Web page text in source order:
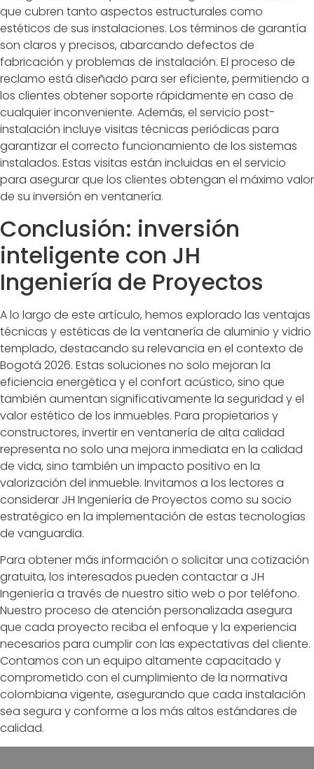
que cubren tanto aspectos estructurales como
estéticos de sus instalaciones. Los términos de garantía
son claros y precisos, abarcando defectos de
fabricación y problemas de instalación. El proceso de
reclamo está diseñado para ser eficiente, permitiendo a
los clientes obtener soporte rápidamente en caso de
cualquier inconveniente. Además, el servicio post-
instalación incluye visitas técnicas periódicas para
garantizar el correcto funcionamiento de los sistemas
instalados. Estas visitas están incluidas en el servicio
para asegurar que los clientes obtengan el máximo valor
de su inversión en ventanería.
Conclusión: inversión
inteligente con JH
Ingeniería de Proyectos
A lo largo de este artículo, hemos explorado las ventajas
técnicas y estéticas de la ventanería de aluminio y vidrio
templado, destacando su relevancia en el contexto de
Bogotá 2026. Estas soluciones no solo mejoran la
eficiencia energética y el confort acústico, sino que
también aumentan significativamente la seguridad y el
valor estético de los inmuebles. Para propietarios y
constructores, invertir en ventanería de alta calidad
representa no solo una mejora inmediata en la calidad
de vida, sino también un impacto positivo en la
valorización del inmueble. Invitamos a los lectores a
considerar JH Ingeniería de Proyectos como su socio
estratégico en la implementación de estas tecnologías
de vanguardia.
Para obtener más información o solicitar una cotización
gratuita, los interesados pueden contactar a JH
Ingeniería a través de nuestro sitio web o por teléfono.
Nuestro proceso de atención personalizada asegura
que cada proyecto reciba el enfoque y la experiencia
necesarios para cumplir con las expectativas del cliente.
Contamos con un equipo altamente capacitado y
comprometido con el cumplimiento de la normativa
colombiana vigente, asegurando que cada instalación
sea segura y conforme a los más altos estándares de
calidad.